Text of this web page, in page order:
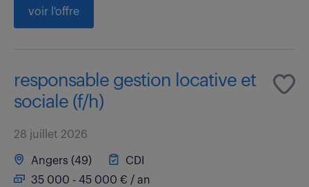
voir l'offre
responsable gestion locative et
sociale (f/h)
28 juillet 2026
Angers (49)
CDI
35 000 - 45 000 € / an